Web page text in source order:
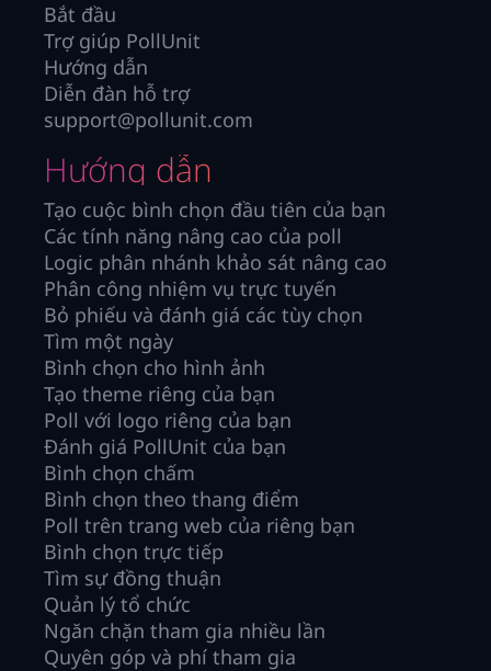
Bắt đầu
Trợ giúp PollUnit
Hướng dẫn
Diễn đàn hỗ trợ
support@pollunit.com
Hướng dẫn
Tạo cuộc bình chọn đầu tiên của bạn
Các tính năng nâng cao của poll
Logic phân nhánh khảo sát nâng cao
Phân công nhiệm vụ trực tuyến
Bỏ phiếu và đánh giá các tùy chọn
Tìm một ngày
Bình chọn cho hình ảnh
Tạo theme riêng của bạn
Poll với logo riêng của bạn
Đánh giá PollUnit của bạn
Bình chọn chấm
Bình chọn theo thang điểm
Poll trên trang web của riêng bạn
Bình chọn trực tiếp
Tìm sự đồng thuận
Quản lý tổ chức
Ngăn chặn tham gia nhiều lần
Quyên góp và phí tham gia